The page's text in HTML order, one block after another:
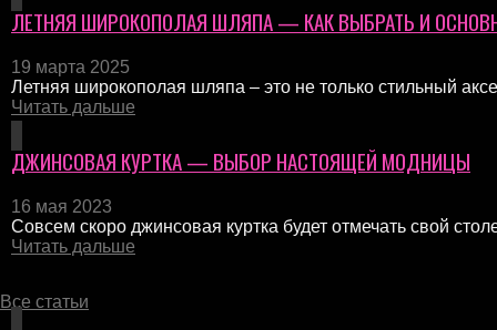
ЛЕТНЯЯ ШИРОКОПОЛАЯ ШЛЯПА — КАК ВЫБРАТЬ И
19 марта 2025
Летняя широкополая шляпа – это не только стильный
Читать дальше
ДЖИНСОВАЯ КУРТКА — ВЫБОР НАСТОЯЩЕЙ МОДНИЦЫ
16 мая 2023
Совсем скоро джинсовая куртка будет отмечать свой
Читать дальше
Все статьи